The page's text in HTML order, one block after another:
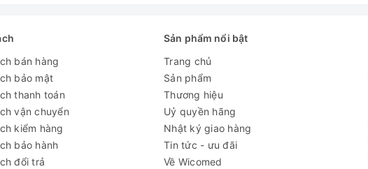
bán hàng
bảo mật
thanh toán
vận chuyển
kiểm hàng
bảo hành
đổi trả
Sản phẩm nổi bật
Trang chủ
Sản phẩm
Thương hiệu
Uỷ quyền hãng
Nhật ký giao hàng
Tin tức - ưu đãi
Về Wicomed